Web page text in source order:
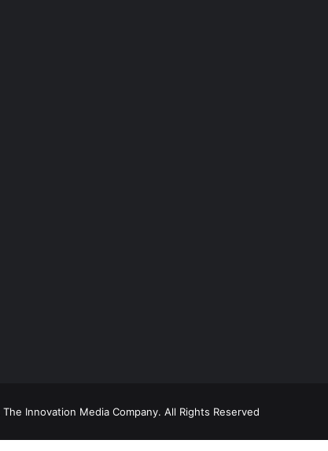
The Innovation Media Company. All Rights Reserved